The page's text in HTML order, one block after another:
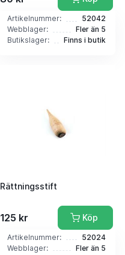
Artikelnummer:
52042
Webblager:
Fler än 5
Butikslager:
Finns i butik
Rättningsstift
125 kr Köp
Artikelnummer:
52024
Webblager:
Fler än 5